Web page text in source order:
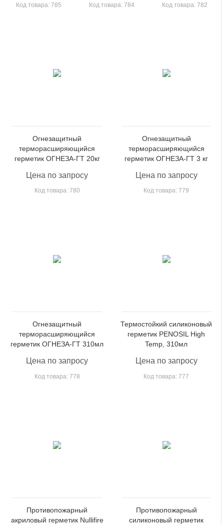
Код товара: 785 Код товара: 784 Код товара: 782
Огнезащитный
терморасширяющийся
герметик ОГНЕЗА-ГТ 20кг
Цена по запросу
Код товара: 780
Огнезащитный
терморасширяющийся
герметик ОГНЕЗА-ГТ 3 кг
Цена по запросу
Код товара: 779
Огнезащитный
терморасширяющийся
герметик ОГНЕЗА-ГТ 310мл
Цена по запросу
Код товара: 778
Термостойкий силиконовый
герметик PENOSIL High
Temp, 310мл
Цена по запросу
Код товара: 777
Противопожарный
акриловый герметик Nullifire
Противопожарный
силиконовый герметик